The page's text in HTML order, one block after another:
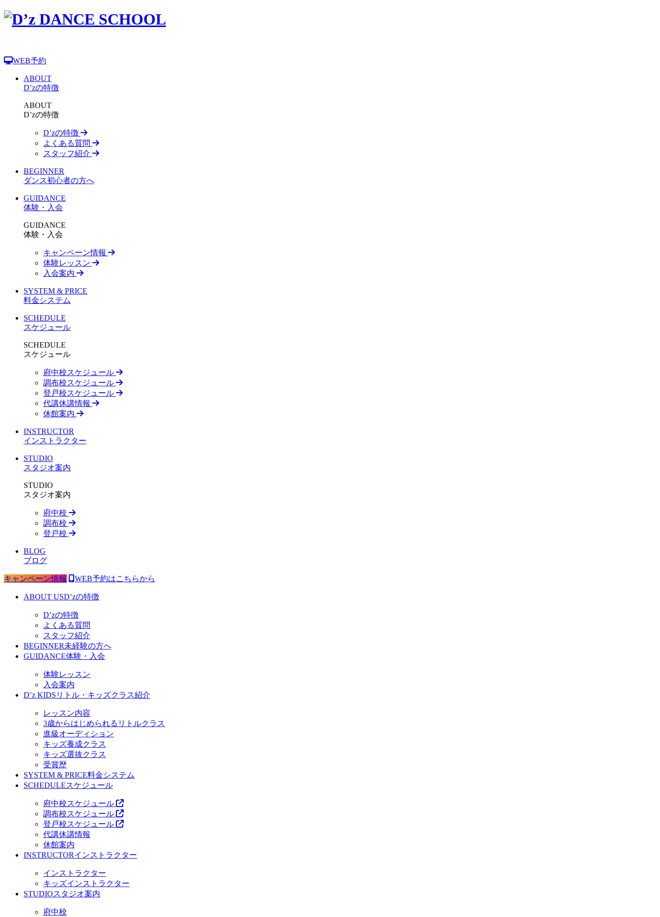
WEB予約
ABOUT
D’zの特徴
ABOUT
D’zの特徴
D’zの特徴
よくある質問
スタッフ紹介
BEGINNER
ダンス初心者の方へ
GUIDANCE
体験・入会
GUIDANCE
体験・入会
キャンペーン情報
体験レッスン
入会案内
SYSTEM & PRICE
料金システム
SCHEDULE
スケジュール
SCHEDULE
スケジュール
府中校スケジュール
調布校スケジュール
登戸校スケジュール
代講休講情報
休館案内
INSTRUCTOR
インストラクター
STUDIO
スタジオ案内
STUDIO
スタジオ案内
府中校
調布校
登戸校
BLOG
ブログ
キャンペーン情報 WEB予約はこちらから
ABOUT USD’zの特徴
D’zの特徴
よくある質問
スタッフ紹介
BEGINNER未経験の方へ
GUIDANCE体験・入会
体験レッスン
入会案内
D’z KIDS リトル・キッズクラス紹介
レッスン内容
3歳からはじめられるリトルクラス
進級オーディション
キッズ養成クラス
キッズ選抜クラス
受賞歴
SYSTEM & PRICE料金システム
SCHEDULEスケジュール
府中校スケジュール
調布校スケジュール
登戸校スケジュール
代講休講情報
休館案内
INSTRUCTORインストラクター
インストラクター
キッズインストラクター
STUDIOスタジオ案内
府中校